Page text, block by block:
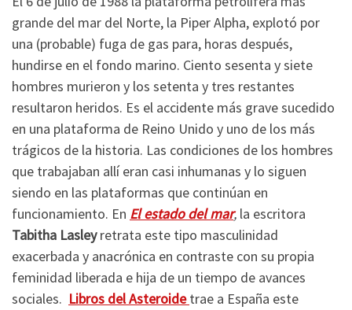
grande del mar del Norte, la Piper Alpha, explotó por
una (probable) fuga de gas para, horas después,
hundirse en el fondo marino. Ciento sesenta y siete
hombres murieron y los setenta y tres restantes
resultaron heridos. Es el accidente más grave sucedido
en una plataforma de Reino Unido y uno de los más
trágicos de la historia. Las condiciones de los hombres
que trabajaban allí eran casi inhumanas y lo siguen
siendo en las plataformas que continúan en
funcionamiento. En El estado del mar, la escritora
Tabitha Lasleyretrata este tipo masculinidad
exacerbada y anacrónica en contraste con su propia
feminidad liberada e hija de un tiempo de avances
sociales. Libros del Asteroide trae a España este